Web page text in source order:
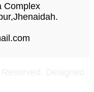
Complex